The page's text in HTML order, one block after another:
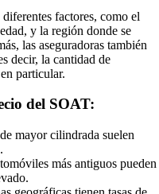
factores, como el
y la región donde se
las aseguradoras también
decir, la cantidad de
particular.
del SOAT:
mayor cilindrada suelen
más antiguos pueden